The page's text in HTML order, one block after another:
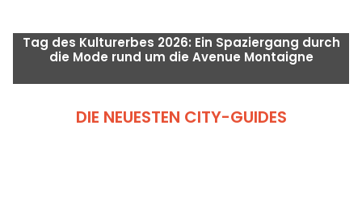
Tag des Kulturerbes 2026: Ein Spaziergang durch
die Mode rund um die Avenue Montaigne
DIE NEUESTEN CITY-GUIDES